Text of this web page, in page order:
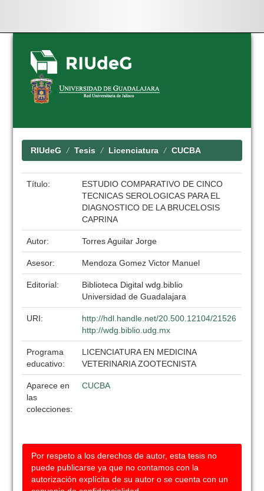
Skip
navigation
RIUdeG Tesis Licenciatura CUCBA
Título:
ESTUDIO COMPARATIVO DE CINCO
TECNICAS SEROLOGICAS PARA EL
DIAGNOSTICO DE LA BRUCELOSIS
CAPRINA
Autor: Torres Aguilar Jorge
Asesor: Mendoza Gomez Victor Manuel
Editorial:
Biblioteca Digital wdg.biblio
Universidad de Guadalajara
URI:
http://hdl.handle.net/20.500.12104/21526
http://wdg.biblio.udg.mx
Programa
educativo:
LICENCIATURA EN MEDICINA
VETERINARIA ZOOTECNISTA
Aparece en
las
colecciones:
CUCBA
Por respeto a los derechos de autor, esta tesis no
puede publicarse ya que no contamos con la
autorización explícita de su autor o se cuenta con un